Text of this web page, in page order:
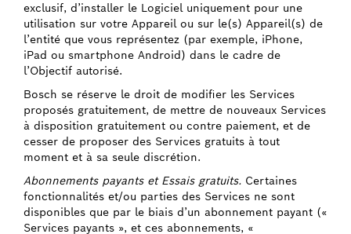
exclusif, d’installer le Logiciel uniquement pour une
utilisation sur votre Appareil ou sur le(s) Appareil(s) de
l’entité que vous représentez (par exemple, iPhone,
iPad ou smartphone Android) dans le cadre de
l’Objectif autorisé.
Bosch se réserve le droit de modifier les Services
proposés gratuitement, de mettre de nouveaux Services
à disposition gratuitement ou contre paiement, et de
cesser de proposer des Services gratuits à tout
moment et à sa seule discrétion.
Abonnements payants et Essais gratuits. Certaines
fonctionnalités et/ou parties des Services ne sont
disponibles que par le biais d’un abonnement payant («
Services payants », et ces abonnements, «